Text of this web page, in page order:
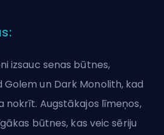
izsauc senas būtnes,
un Dark Monolith, kad
nokrīt. Augstākajos līmeņos,
būtnes, kas veic sēriju